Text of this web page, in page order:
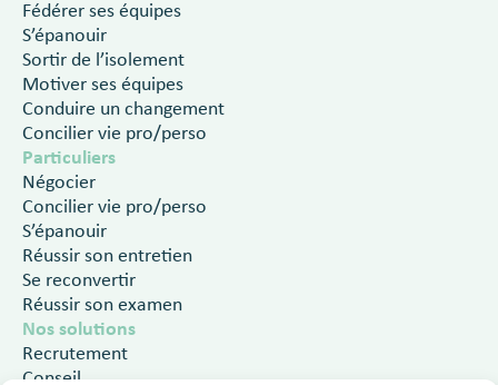
Fédérer ses équipes
S’épanouir
Sortir de l’isolement
Motiver ses équipes
Conduire un changement
Concilier vie pro/perso
Particuliers
Négocier
Concilier vie pro/perso
S’épanouir
Réussir son entretien
Se reconvertir
Réussir son examen
Nos solutions
Recrutement
Conseil